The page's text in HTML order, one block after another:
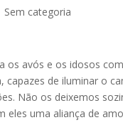
Sem categoria
os avós e os idosos
capazes de iluminar o
Não os deixemos
eles uma aliança de